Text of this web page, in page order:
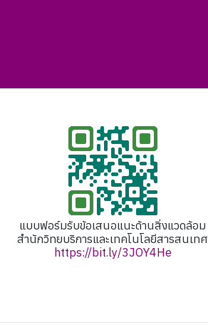
แบบฟอร์มรับข้อเสนอแนะด้านสิ่งแวดล้อม
สำนักวิทยบริการและเทคโนโลยีสารสนเทศ
https://bit.ly/3JOY4He